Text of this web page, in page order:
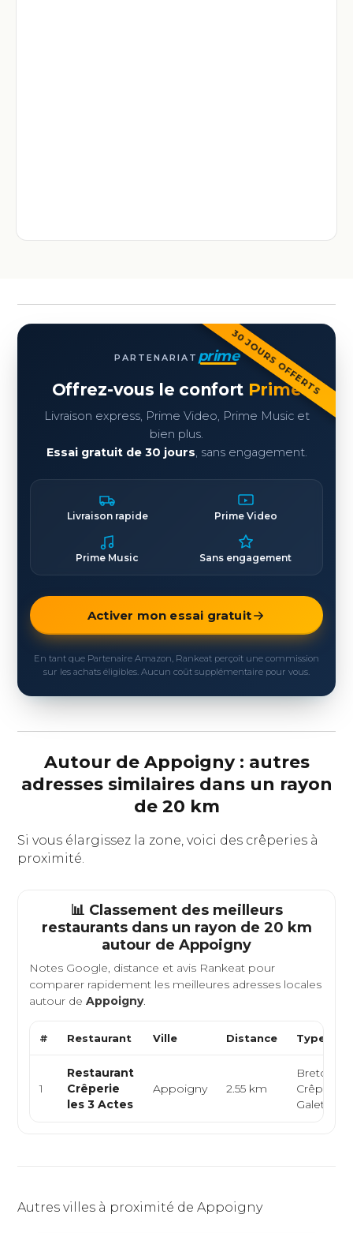
30 JOURS OFFERTS
PARTENARIAT prime
Offrez-vous le confort Prime
Livraison express, Prime Video, Prime Music et
bien plus.
Essai gratuit de 30 jours, sans engagement.
Livraison rapide Prime Video
Prime Music Sans engagement
Activer mon essai gratuit
En tant que Partenaire Amazon, Rankeat perçoit une commission
sur les achats éligibles. Aucun coût supplémentaire pour vous.
Autour de Appoigny : autres
adresses similaires dans un rayon
de 20 km
Si vous élargissez la zone, voici des crêperies à
proximité.
📊 Classement des meilleurs
restaurants dans un rayon de 20 km
autour de Appoigny
Notes Google, distance et avis Rankeat pour
comparer rapidement les meilleures adresses locales
autour deAppoigny.
# Restaurant Ville Distance Type de
1
Restaurant
Crêperie
les 3 Actes
Appoigny 2.55 km
Bretonne,
Crêperie,
Galettes
Autres villes à proximité de Appoigny